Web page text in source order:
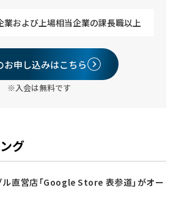
業および上場相当企業の課長職以上
お申し込みはこちら
※入会は無料です
グ
直営店「Google Store 表参道」がオー